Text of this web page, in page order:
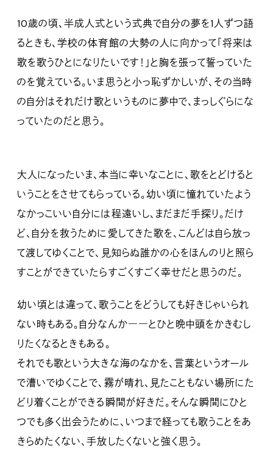
10歳の頃、半成人式という式典で自分の夢を1人ずつ語
るときも、学校の体育館の大勢の人に向かって「将来は
歌を歌うひとになりたいです！」と胸を張って誓っていた
のを覚えている。いま思うと小っ恥ずかしいが、その当時
の自分はそれだけ歌というものに夢中で、まっしぐらにな
っていたのだと思う。
大人になったいま、本当に幸いなことに、歌をとどけると
いうことをさせてもらっている。幼い頃に憧れていたよう
なかっこいい自分には程遠いし、まだまだ手探り。だけ
ど、自分を救うために愛してきた歌を、こんどは自ら放っ
て渡してゆくことで、見知らぬ誰かの心をほんのりと照ら
すことができていたらすごくすごく幸せだと思うのだ。
幼い頃とは違って、歌うことをどうしても好きじゃいられ
ない時もある。自分なんか――とひと晩中頭をかきむし
りたくなるときもある。
それでも歌という大きな海のなかを、言葉というオール
で漕いでゆくことで、霧が晴れ、見たこともない場所にた
どり着くことができる瞬間が好きだ。そんな瞬間にひと
つでも多く出会うために、いつまで経っても歌うことをあ
きらめたくない、手放したくないと強く思う。